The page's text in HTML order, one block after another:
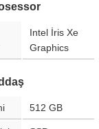
Intel İris Xe
Graphics
512 GB